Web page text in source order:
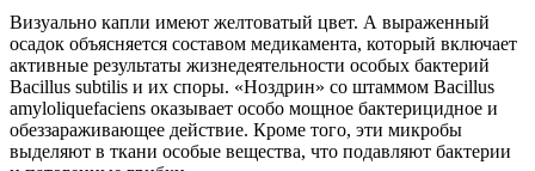
Визуально капли имеют желтоватый цвет. А выраженный
осадок объясняется составом медикамента, который включает
активные результаты жизнедеятельности особых бактерий
Bacillus subtilis и их споры. «Ноздрин» со штаммом Bacillus
amyloliquefaciens оказывает особо мощное бактерицидное и
обеззараживающее действие. Кроме того, эти микробы
выделяют в ткани особые вещества, что подавляют бактерии